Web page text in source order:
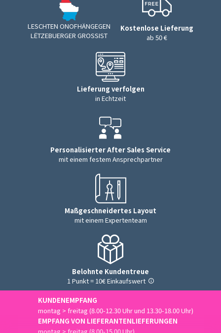
LESCHTEN ONOFHÄNGEGEN
LËTZEBUERGER GROSSIST
Kostenlose Lieferung
ab 50 €
Lieferung verfolgen
in Echtzeit
Personalisierter After Sales Service
mit einem festem Ansprechpartner
Maßgeschneidertes Layout
mit einem Expertenteam
Belohnte Kundentreue
1 Punkt = 10€ Einkaufswert
KUNDENEMPFANG
montag > freitag (8.00-12.30 Uhr und 13.30-18.00 Uhr)
EMPFANG VON LIEFERANTENLIEFERUNGEN